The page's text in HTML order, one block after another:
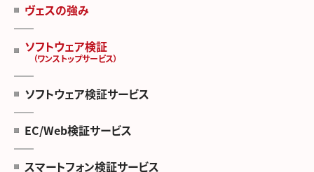
ヴェスの強み
ソフトウェア検証
（ワンストップサービス）
ソフトウェア検証サービス
EC/Web検証サービス
スマートフォン検証サービス